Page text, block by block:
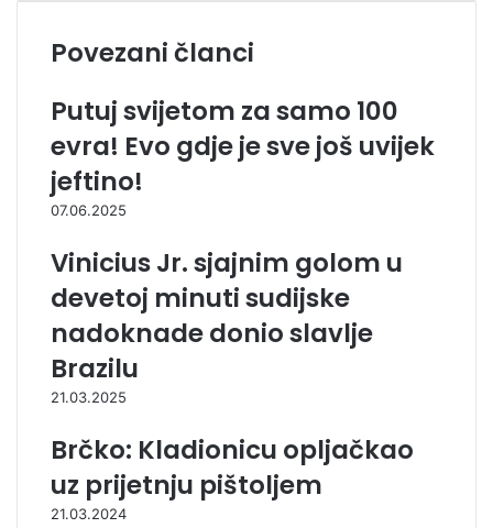
Povezani članci
Putuj svijetom za samo 100
evra! Evo gdje je sve još uvijek
jeftino!
07.06.2025
Vinicius Jr. sjajnim golom u
devetoj minuti sudijske
nadoknade donio slavlje
Brazilu
21.03.2025
Brčko: Kladionicu opljačkao
uz prijetnju pištoljem
21.03.2024